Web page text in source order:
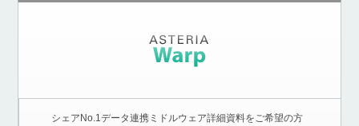
シェアNo.1データ連携ミドルウェア詳細資料をご希望の方